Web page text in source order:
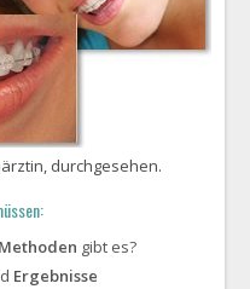
durchgesehen.
Methoden gibt es?
Ergebnisse